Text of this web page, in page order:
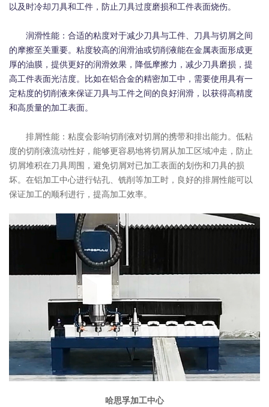
以及时冷却刀具和工件，防止刀具过度磨损和工件表面烧伤。
润滑性能：合适的粘度对于减少刀具与工件、刀具与切屑之间
的摩擦至关重要。粘度较高的润滑油或切削液能在金属表面形成更
厚的油膜，提供更好的润滑效果，降低摩擦力，减少刀具磨损，提
高工件表面光洁度。比如在铝合金的精密加工中，需要使用具有一
定粘度的切削液来保证刀具与工件之间的良好润滑，以获得高精度
和高质量的加工表面。
排屑性能：粘度会影响切削液对切屑的携带和排出能力。低粘
度的切削液流动性好，能够更容易地将切屑从加工区域冲走，防止
切屑堆积在刀具周围，避免切屑对已加工表面的划伤和刀具的损
坏。在铝加工中心进行钻孔、铣削等加工时，良好的排屑性能可以
保证加工的顺利进行，提高加工效率。
哈思孚加工中心